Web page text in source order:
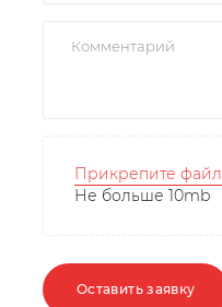
Прикрепите файл
Не больше 10mb
Оставить заявку